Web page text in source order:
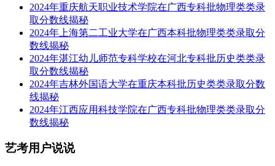
2024年重庆航天职业技术学院在广西专科批物理类类录
取分数线揭秘
2024年上海第二工业大学在广西本科批物理类类录取分
数线揭秘
2024年湛江幼儿师范专科学校在河北专科批历史类类录
取分数线揭秘
2024年吉林外国语大学在重庆本科批历史类类录取分数
线揭秘
2024年江西应用科技学院在广西专科批物理类类录取分
数线揭秘
艺考用户说说